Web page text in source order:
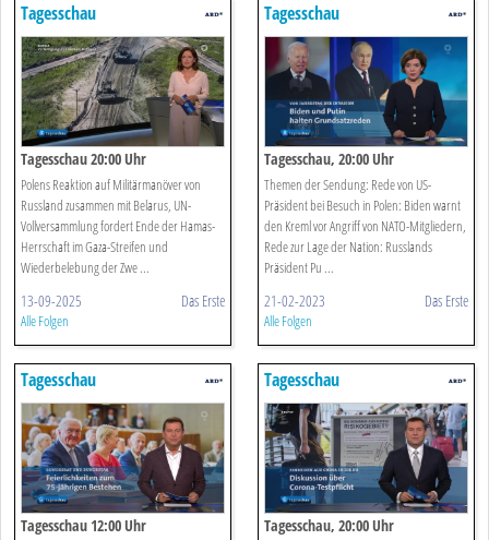
Tagesschau
Tagesschau 20:00 Uhr
Polens Reaktion auf Militärmanöver von
Russland zusammen mit Belarus, UN-
Vollversammlung fordert Ende der Hamas-
Herrschaft im Gaza-Streifen und
Wiederbelebung der Zwe ...
13-09-2025 Das Erste
Alle Folgen
Tagesschau
Tagesschau, 20:00 Uhr
Themen der Sendung: Rede von US-
Präsident bei Besuch in Polen: Biden warnt
den Kreml vor Angriff von NATO-Mitgliedern,
Rede zur Lage der Nation: Russlands
Präsident Pu ...
21-02-2023 Das Erste
Alle Folgen
Tagesschau
Tagesschau 12:00 Uhr
Tagesschau
Tagesschau, 20:00 Uhr